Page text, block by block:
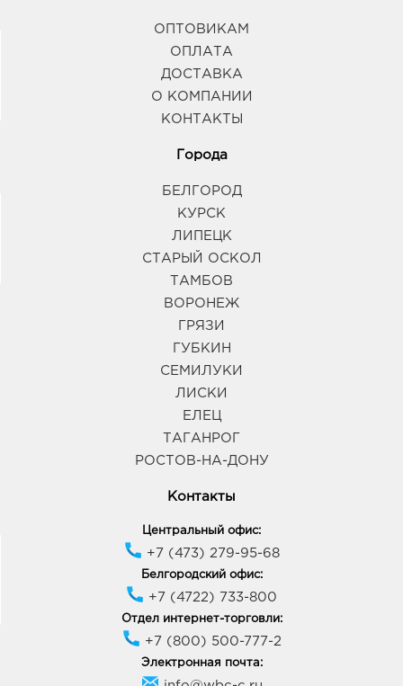
ОПТОВИКАМ
ОПЛАТА
ДОСТАВКА
О КОМПАНИИ
КОНТАКТЫ
Города
БЕЛГОРОД
КУРСК
ЛИПЕЦК
СТАРЫЙ ОСКОЛ
ТАМБОВ
ВОРОНЕЖ
ГРЯЗИ
ГУБКИН
СЕМИЛУКИ
ЛИСКИ
ЕЛЕЦ
ТАГАНРОГ
РОСТОВ-НА-ДОНУ
Контакты
Центральный офис:
+7 (473) 279-95-68
Белгородский офис:
+7 (4722) 733-800
Отдел интернет-торговли:
+7 (800) 500-777-2
Электронная почта: